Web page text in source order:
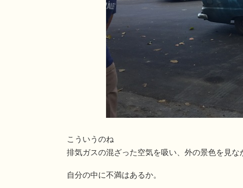
こういうのね
排気ガスの混ざった空気を吸い、外の景色を見な
自分の中に不満はあるか。